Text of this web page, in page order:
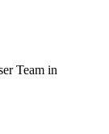
Team in